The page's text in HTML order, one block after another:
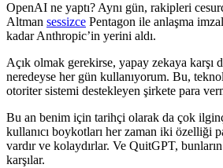
OpenAI ne yaptı? Aynı gün, rakipleri
Altman sessizce Pentagon ile anlaşma
kadar Anthropic’in yerini aldı.
Açık olmak gerekirse, yapay zekaya karşı
neredeyse her gün kullanıyorum. Bu,
otoriter sistemi destekleyen şirkete para
Bu an benim için tarihçi olarak da çok
kullanıcı boykotları her zaman iki özelliği
vardır ve kolaydırlar. Ve QuitGPT,
karşılar.